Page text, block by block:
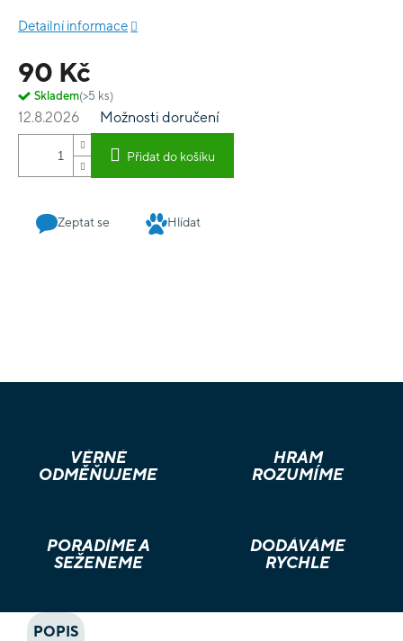
90 Kč
Skladem(>5 ks)
12.8.2026 Možnosti doručení
Přidat do košíku
Detailní informace
Zeptat se Hlídat
VĚRNÉ
ODMĚŇUJEME
HRÁM
ROZUMÍME
PORADÍME A
SEŽENEME
DODÁVÁME
RYCHLE
POPIS